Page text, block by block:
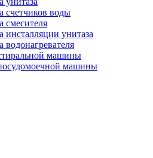
счетчиков воды
смесителя
инсталляции унитаза
водонагревателя
машины
машины